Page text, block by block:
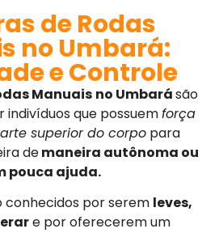
de Rodas
no Umbará:
e Controle
Manuais no Umbarásão
indivíduos que possuemforça
superior do corpopara
demaneira autônoma ou
pouca ajuda.
conhecidos por serem leves,
e por oferecerem um